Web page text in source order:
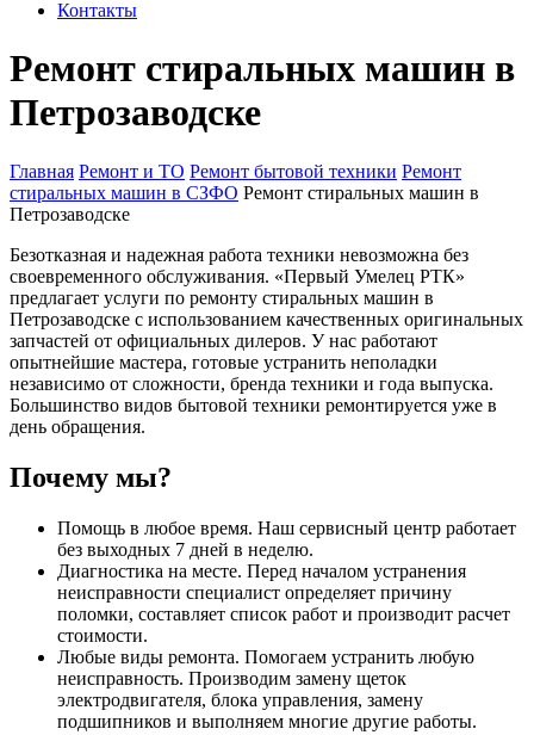
Контакты
Ремонт стиральных машин в
Петрозаводске
Главная Ремонт и ТО Ремонт бытовой техники Ремонт
стиральных машин в СЗФО Ремонт стиральных машин в
Петрозаводске
Безотказная и надежная работа техники невозможна без
своевременного обслуживания. «Первый Умелец РТК»
предлагает услуги по ремонту стиральных машин в
Петрозаводске с использованием качественных оригинальных
запчастей от официальных дилеров. У нас работают
опытнейшие мастера, готовые устранить неполадки
независимо от сложности, бренда техники и года выпуска.
Большинство видов бытовой техники ремонтируется уже в
день обращения.
Почему мы?
Помощь в любое время. Наш сервисный центр работает
без выходных 7 дней в неделю.
Диагностика на месте. Перед началом устранения
неисправности специалист определяет причину
поломки, составляет список работ и производит расчет
стоимости.
Любые виды ремонта. Помогаем устранить любую
неисправность. Производим замену щеток
электродвигателя, блока управления, замену
подшипников и выполняем многие другие работы.